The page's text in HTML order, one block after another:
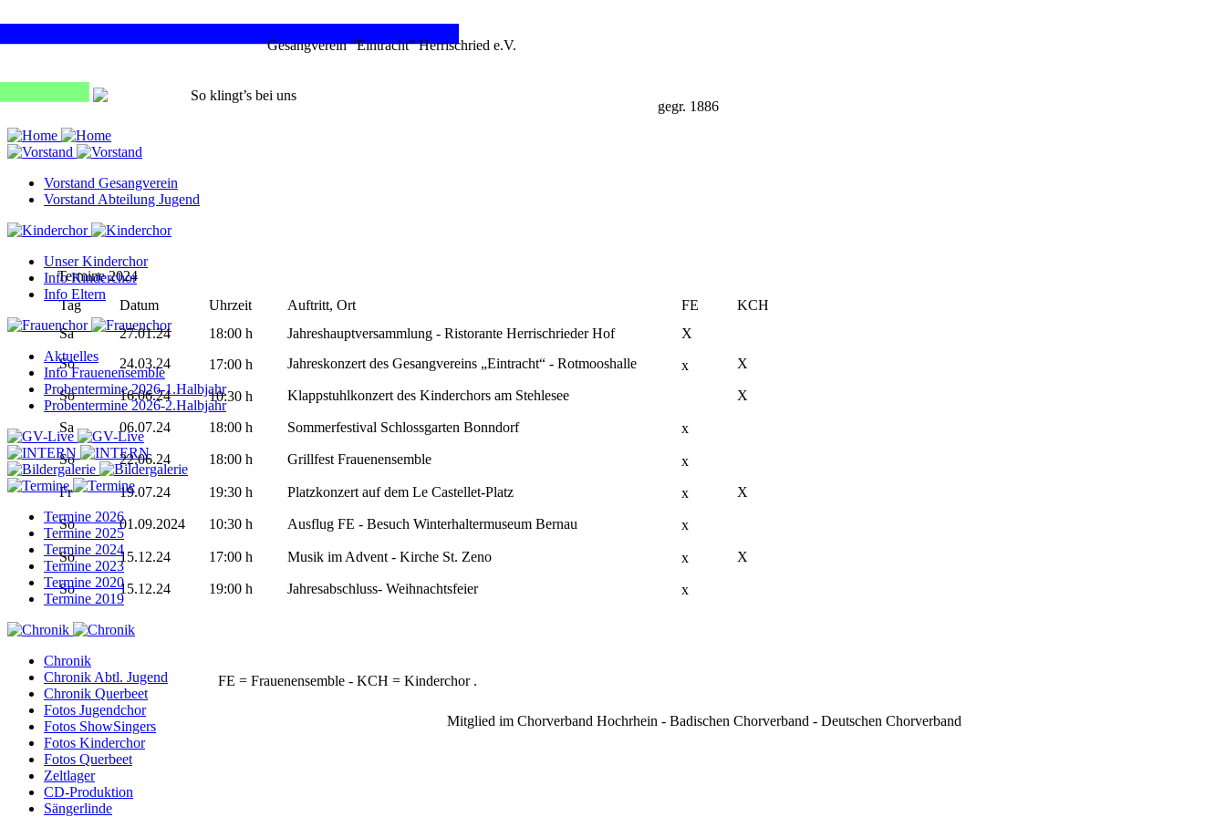
Mitglied im Chorverband Hochrhein - Badischen Chorverband - Deutschen Chorverband
So klingt’s bei uns
Termine 2024
Tag
Datum Uhrzeit Auftritt, Ort FE
KCH
Sa
27.01.24 18:00 h Jahreshauptversammlung - Ristorante Herrischrieder Hof
X
So
24.03.24 17:00 h Jahreskonzert des Gesangvereins „Eintracht“ - Rotmooshalle x X
So 16.06.24 10:30 h Klappstuhlkonzert des Kinderchors am Stehlesee X
Sa 06.07.24 18:00 h Sommerfestival Schlossgarten Bonndorf
x
So
22.06.24 18:00 h Grillfest Frauenensemble
x
Fr
19.07.24 19:30 h Platzkonzert auf dem Le Castellet-Platz x X
So 01.09.2024 10:30 h Ausflug FE - Besuch Winterhaltermuseum Bernau x
So 15.12.24 17:00 h Musik im Advent - Kirche St. Zeno x X
So 15.12.24 19:00 h Jahresabschluss- Weihnachtsfeier x
FE = Frauenensemble - KCH = Kinderchor .
Gesangverein “Eintracht” Herrischried e.V.
gegr. 1886
Vorstand Gesangverein
Vorstand Abteilung Jugend
Unser Kinderchor
Info Kinderchor
Info Eltern
Aktuelles
Info Frauenensemble
Probentermine 2026-1.Halbjahr
Probentermine 2026-2.Halbjahr
Termine 2026
Termine 2025
Termine 2024
Termine 2023
Termine 2020
Termine 2019
Chronik
Chronik Abtl. Jugend
Chronik Querbeet
Fotos Jugendchor
Fotos ShowSingers
Fotos Kinderchor
Fotos Querbeet
Zeltlager
CD-Produktion
Sängerlinde